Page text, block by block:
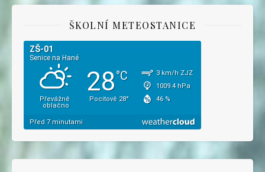
ŠKOLNÍ METEOSTANICE